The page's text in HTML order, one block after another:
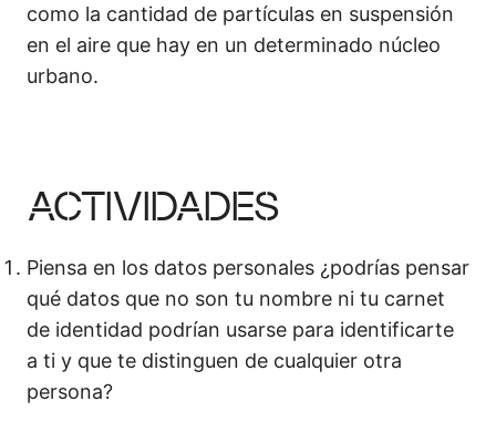
como la cantidad de partículas en suspensión
en el aire que hay en un determinado núcleo
urbano.
ACTIVIDADES
Piensa en los datos personales ¿podrías pensar
qué datos que no son tu nombre ni tu carnet
de identidad podrían usarse para identificarte
a ti y que te distinguen de cualquier otra
persona?